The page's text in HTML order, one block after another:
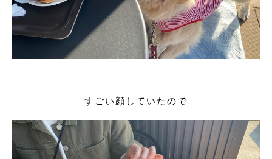
すごい顔していたので